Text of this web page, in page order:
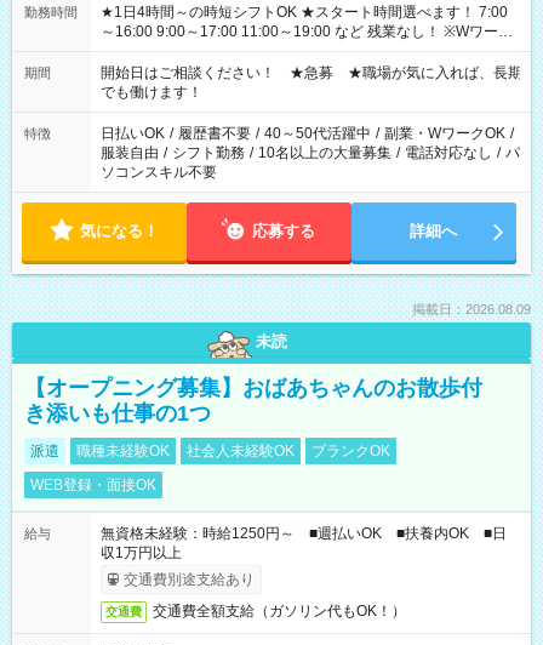
勤務時間
★1日4時間～の時短シフトOK ★スタート時間選べます！ 7:00
～16:00 9:00～17:00 11:00～19:00 など 残業なし！ ※Wワーク
の場合、他のお仕事と合わせ週40時間超の就業はご案内できま
せん ※法令に基づき、週20時間以上勤務は社会保険への加入対
象となります ※労働者派遣法（日雇い派遣の原則禁止）によ
り、短時間・短期間の就業はご案内が難しい場合があります
期間
開始日はご相談ください！ ★急募 ★職場が気に入れば、長期
でも働けます！
特徴 日払いOK / 履歴書不要 / 40～50代活躍中 / 副業・WワークOK /
服装自由 / シフト勤務 / 10名以上の大量募集 / 電話対応なし / パ
ソコンスキル不要
気になる！ 応募する 詳細へ
掲載日：2026.08.09
未読
【オープニング募集】おばあちゃんのお散歩付
き添いも仕事の1つ
派遣 職種未経験OK 社会人未経験OK
ブランクOK
WEB登録・面接OK
給与
無資格未経験：時給1250円～ ■週払いOK ■扶養内OK ■日
収1万円以上
交通費別途支給あり
交通費 交通費全額支給（ガソリン代もOK！）